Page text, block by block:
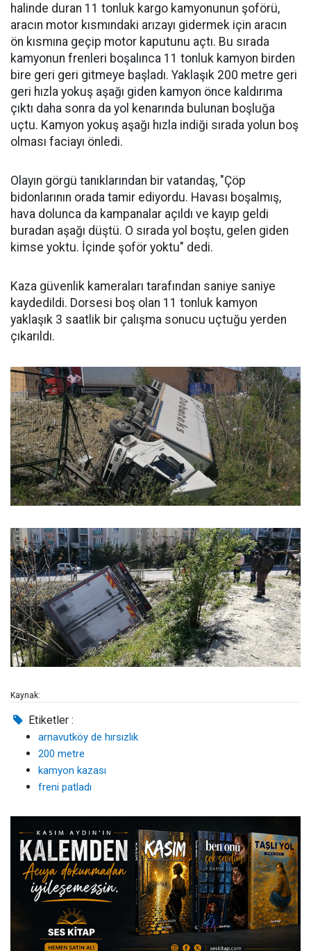
halinde duran 11 tonluk kargo kamyonunun şoförü,
aracın motor kısmındaki arızayı gidermek için aracın
ön kısmına geçip motor kaputunu açtı. Bu sırada
kamyonun frenleri boşalınca 11 tonluk kamyon birden
bire geri geri gitmeye başladı. Yaklaşık 200 metre geri
geri hızla yokuş aşağı giden kamyon önce kaldırıma
çıktı daha sonra da yol kenarında bulunan boşluğa
uçtu. Kamyon yokuş aşağı hızla indiği sırada yolun boş
olması faciayı önledi.
Olayın görgü tanıklarından bir vatandaş, "Çöp
bidonlarının orada tamir ediyordu. Havası boşalmış,
hava dolunca da kampanalar açıldı ve kayıp geldi
buradan aşağı düştü. O sırada yol boştu, gelen giden
kimse yoktu. İçinde şoför yoktu" dedi.
Kaza güvenlik kameraları tarafından saniye saniye
kaydedildi. Dorsesi boş olan 11 tonluk kamyon
yaklaşık 3 saatlik bir çalışma sonucu uçtuğu yerden
çıkarıldı.
Kaynak:
Etiketler :
arnavutköy de hırsızlık
200 metre
kamyon kazası
freni patladı